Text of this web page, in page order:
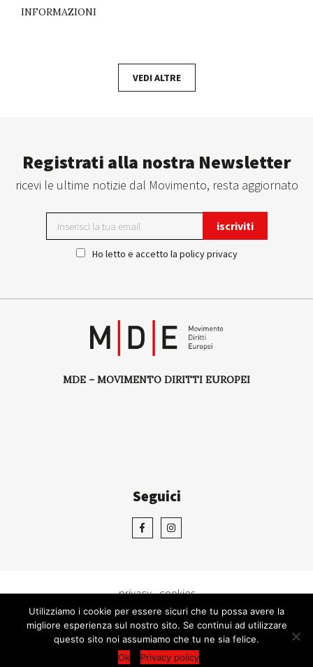
INFORMAZIONI
VEDI ALTRE
Registrati alla nostra Newsletter
ricevi le ultime notizie dal Movimento, resta aggiornato
Ho letto e accetto la policy privacy
MDE – MOVIMENTO DIRITTI EUROPEI
Seguici
privacy - cookies
copyright 2018
CONTATTACI
Utilizziamo i cookie per essere sicuri che tu possa avere la
migliore esperienza sul nostro sito. Se continui ad utilizzare
questo sito noi assumiamo che tu ne sia felice.
Ok
Privacy policy